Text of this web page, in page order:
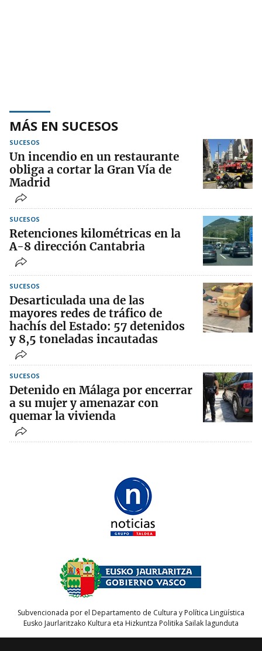
MÁS EN SUCESOS
SUCESOS
Un incendio en un restaurante
obliga a cortar la Gran Vía de
Madrid
SUCESOS
Retenciones kilométricas en la
A-8 dirección Cantabria
SUCESOS
Desarticulada una de las
mayores redes de tráfico de
hachís del Estado: 57 detenidos
y 8,5 toneladas incautadas
SUCESOS
Detenido en Málaga por encerrar
a su mujer y amenazar con
quemar la vivienda
Subvencionada por el Departamento de Cultura y Política Lingüística
Eusko Jaurlaritzako Kultura eta Hizkuntza Politika Sailak lagunduta